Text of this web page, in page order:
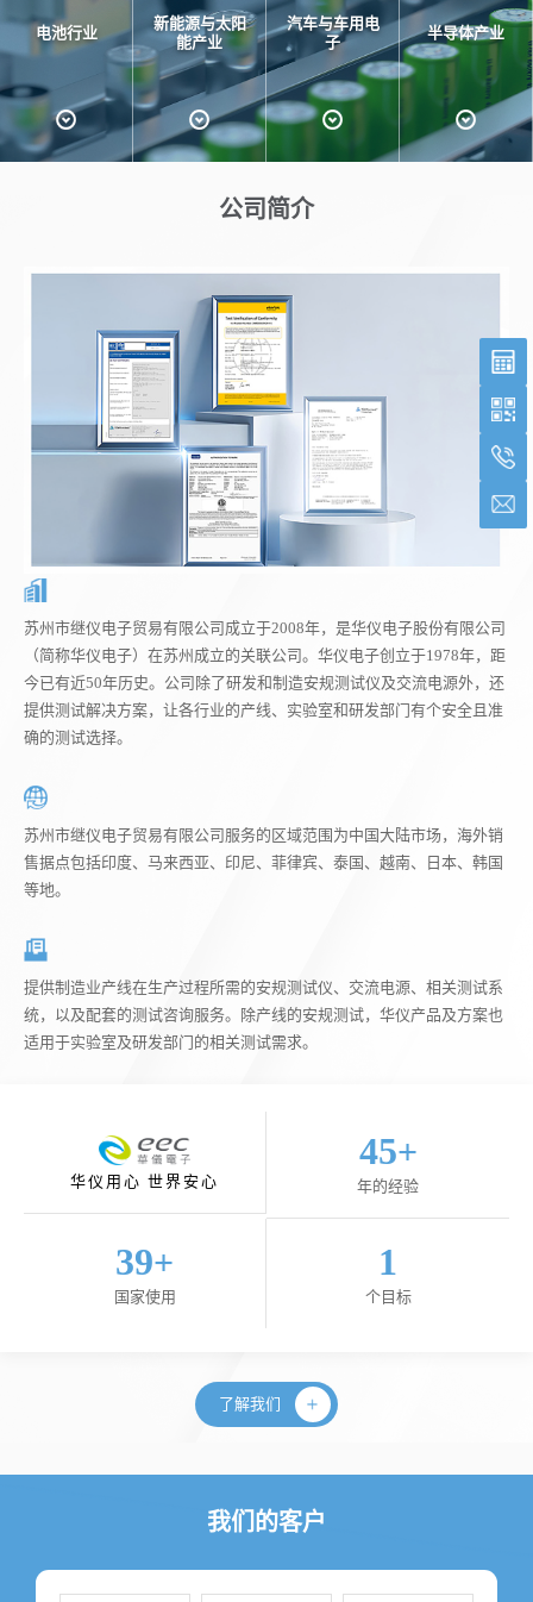
电池行业
新能源与太阳
能产业
汽车与车用电
子
半导体产业
公司简介
苏州市继仪电子贸易有限公司成立于2008年，是华仪电子股份有限公司
（简称华仪电子）在苏州成立的关联公司。华仪电子创立于1978年，距
今已有近50年历史。公司除了研发和制造安规测试仪及交流电源外，还
提供测试解决方案，让各行业的产线、实验室和研发部门有个安全且准
确的测试选择。
苏州市继仪电子贸易有限公司服务的区域范围为中国大陆市场，海外销
售据点包括印度、马来西亚、印尼、菲律宾、泰国、越南、日本、韩国
等地。
提供制造业产线在生产过程所需的安规测试仪、交流电源、相关测试系
统，以及配套的测试咨询服务。除产线的安规测试，华仪产品及方案也
适用于实验室及研发部门的相关测试需求。
华仪用心 世界安心
45+
年的经验
40+
国家使用
1
个目标
了解我们
我们的客户